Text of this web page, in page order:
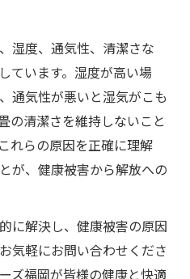
湿度、通気性、清潔さな
ています。湿度が高い場
通気性が悪いと湿気がこも
の清潔さを維持しないこと
れらの原因を正確に理解
が、健康被害から解放への
に解決し、健康被害の原因
気軽にお問い合わせくださ
ズ福岡が皆様の健康と快適